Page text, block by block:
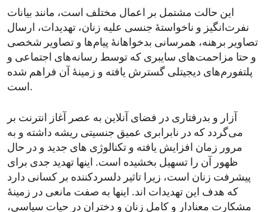
این حالت مشتمل بر اعمال مختلف است، مانند بیانات
نفرت‌انگیز و ناخواستۀ جنسی علیه زنان، تهدیدات، ارسال
تصاویر برهنه، همرسانی بدخواهانۀ پیام‌ها و تصاویر شخصی
و حتا مزاحمت‌های سایبری که توسط رسانه‌های اجتماعی و
پلتفورم‌های دیجیتلی گسترش یافته و زمینۀ آن فراهم شده
است.
آزار و بدرفتاری در فضای آنلاین به عصر آغاز انترنت بر
می‌گردد که در نابرابری عمیق جنسیتی ریشه داشته و به
مرور زمان افزایش یافته و تکنالوژی های جدید و در حال
ظهور آن را تسهیل بخشیده است. اینها تهدید جدی برای
پیشرفت زنان است، زیرا تاثیر دلسردکننده بر کسانی دارد
که هدف این تهدیدات اند. اینها به صفت مانعی در زمینۀ
مشکارت معنادار و کامل زنان و دختران در حیات سیاسی،